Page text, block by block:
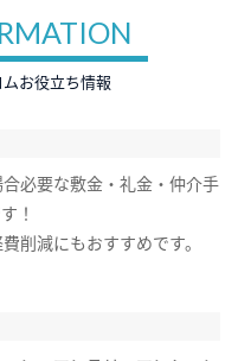
お役立ち情報
必要な敷金・礼金・仲介手
！
削減にもおすすめです。